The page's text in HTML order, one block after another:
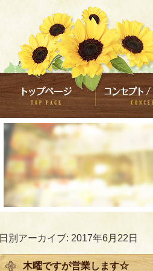
日別アーカイブ: 2017年6月22日
木曜ですが営業します☆